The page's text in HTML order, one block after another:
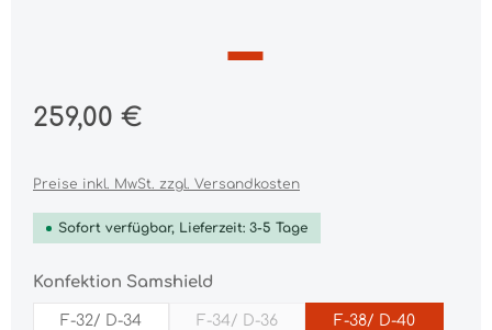
Regulärer Preis:
259,00 €
Preise inkl. MwSt. zzgl. Versandkosten
Sofort verfügbar, Lieferzeit: 3-5 Tage
Konfektion Samshield
F-32/ D-34 F-34/ D-36 F-38/ D-40